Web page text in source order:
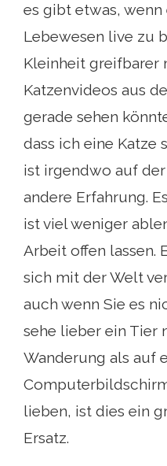
es gibt etwas,
Lebewesen live zu
Kleinheit greifbarer
Katzenvideos aus
gerade sehen
dass ich eine Katze
ist irgendwo auf
andere Erfahrung.
ist viel weniger
Arbeit offen lassen.
sich mit der Welt
auch wenn Sie es
sehe lieber ein Tier
Wanderung als auf
lieben, ist dies ein
Ersatz.